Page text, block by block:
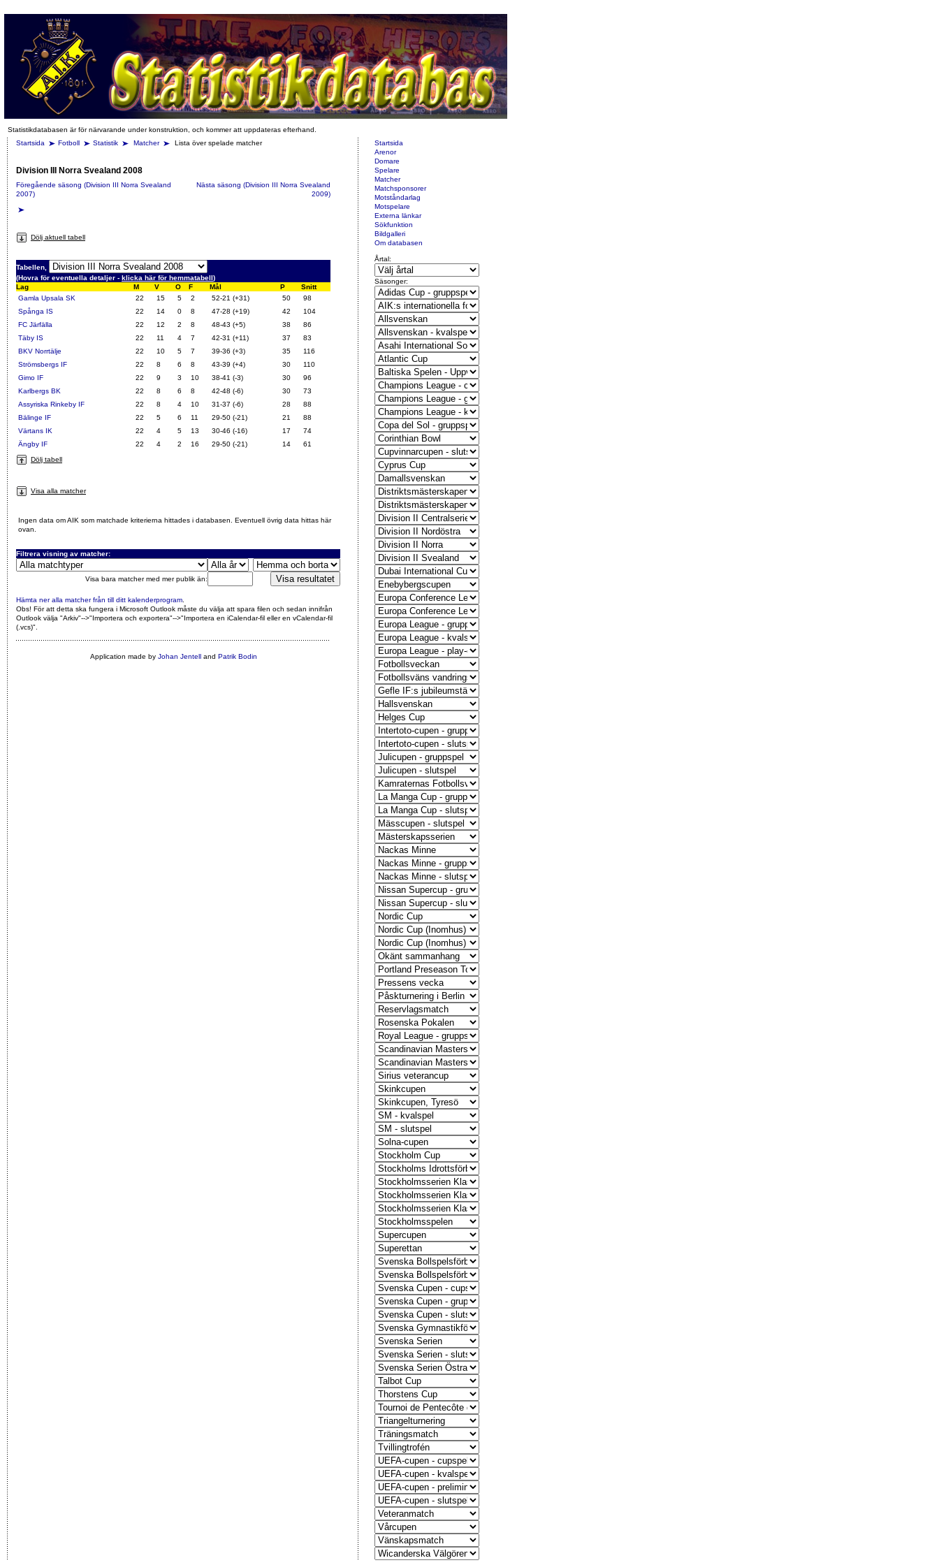
Statistikdatabasen är för närvarande under konstruktion, och kommer att uppdateras efterhand.
Startsida
Fotboll Statistik Matcher Lista över spelade matcher
Division III Norra Svealand 2008
Föregående säsong (Division III Norra Svealand
2007)
Nästa säsong (Division III Norra Svealand
2009)
Dölj aktuell tabell
Tabellen,
(Hovra för eventuella detaljer - klicka här för hemmatabell)
Lag
M V O F Mål P
Snitt
Gamla Upsala SK
22 15 5 2 52-21 (+31) 50
98
Spånga IS
22 14 0 8 47-28 (+19) 42
104
FC Järfälla
22 12 2 8 48-43 (+5) 38
86
Täby IS
22 11 4 7 42-31 (+11) 37
83
BKV Norrtälje
22 10 5 7 39-36 (+3) 35
116
Strömsbergs IF
22 8 6 8 43-39 (+4) 30
110
Gimo IF
22 9 3 10 38-41 (-3) 30
96
Karlbergs BK
22 8 6 8 42-48 (-6) 30
73
Assyriska Rinkeby IF
22 8 4 10 31-37 (-6) 28
88
Bälinge IF
22 5 6 11 29-50 (-21) 21
88
Värtans IK
22 4 5 13 30-46 (-16) 17
74
Ängby IF
22 4 2 16 29-50 (-21) 14
61
Dölj tabell
Visa alla matcher
Ingen data om AIK som matchade kriterierna hittades i databasen. Eventuell övrig data hittas här
ovan.
Filtrera visning av matcher:
Visa bara matcher med mer publik än:
Hämta ner alla matcher från till ditt kalenderprogram
Obs! För att detta ska fungera i Microsoft Outlook måste du välja att spara filen och sedan innifrån
Outlook välja "Arkiv"-->"Importera och exportera"-->"Importera en iCalendar-fil eller en vCalendar-fil
(.vcs)"
Application made by Johan Jentelland Patrik Bodin
Startsida
Arenor
Domare
Spelare
Matcher
Matchsponsorer
Motståndarlag
Motspelare
Externa länkar
Sökfunktion
Bildgalleri
Om databasen
Årtal:
Säsonger: